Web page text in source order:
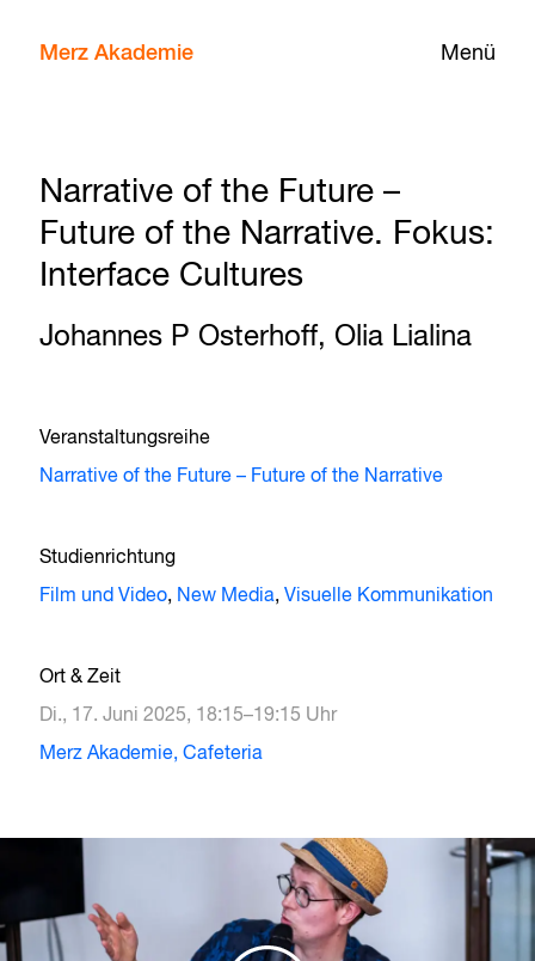
Menü
Merz Akademie
Narrative of the Future –
Future of the Narrative. Fokus:
Interface Cultures
Johannes P Osterhoff, Olia Lialina
Veranstaltungsreihe
Narrative of the Future – Future of the Narrative
Studienrichtung
Film und Video, New Media,Visuelle Kommunikation
Ort & Zeit
Di., 17. Juni 2025, 18:15–19:15 Uhr
Merz Akademie, Cafeteria